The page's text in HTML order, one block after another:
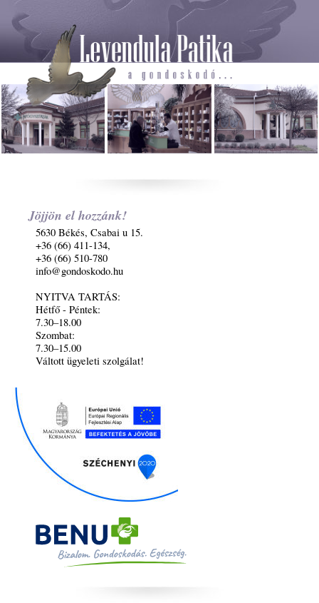
Jöjjön el hozzánk!
5630 Békés, Csabai u 15.
+36 (66) 411-134,
+36 (66) 510-780
info@gondoskodo.hu
NYITVA TARTÁS:
Hétfő - Péntek:
7.30–18.00
Szombat:
7.30–15.00
Váltott ügyeleti szolgálat!